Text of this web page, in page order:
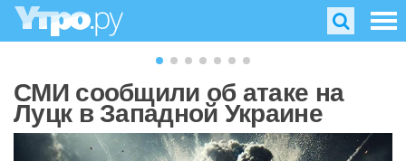
СМИ сообщили об атаке на
Луцк в Западной Украине